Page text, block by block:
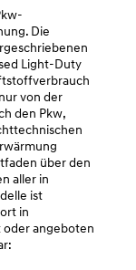
Die
Light-Duty
von der
den Pkw,
über den
aller in
ist
in
oder angeboten